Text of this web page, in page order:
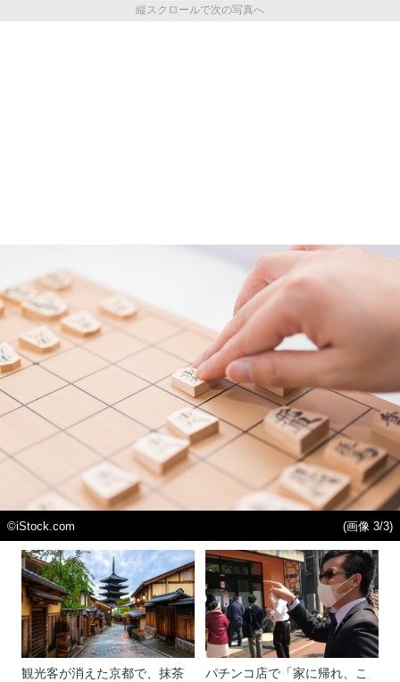
縦スクロールで次の写真へ
©️iStock.com (画像 3/3)
観光客が消えた京都で、抹茶
パチンコ店で「家に帰れ、こ